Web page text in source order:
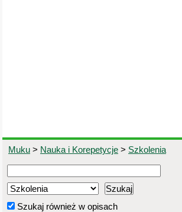
Muku > Nauka i Korepetycje > Szkolenia
Szukaj również w opisach